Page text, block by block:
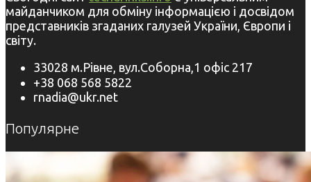
майданчиком для обміну інформацією і досвідом
представників згаданих галузей України, Європи і
світу.
33028 м.Рівне, вул.Соборна,1 офіс 217
+38 068 568 5822
rnadia@ukr.net
Популярне